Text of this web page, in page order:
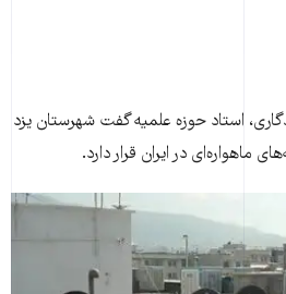
استاد حوزه علميه گفت شهرستان يزد
ماهواره‌ای در ايران قرار دارد.